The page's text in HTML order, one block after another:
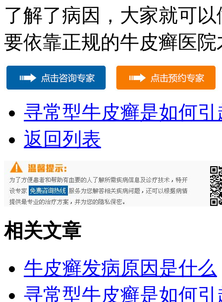
了解了病因，大家就可
要依靠正规的牛皮癣医
寻常型牛皮癣是如何引
返回列表
相关文章
牛皮癣发病原因是什么
寻常型牛皮癣是如何引